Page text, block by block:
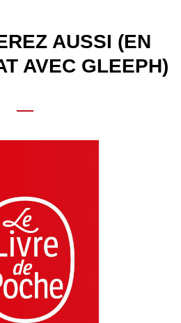
AUSSI (EN
AVEC GLEEPH)